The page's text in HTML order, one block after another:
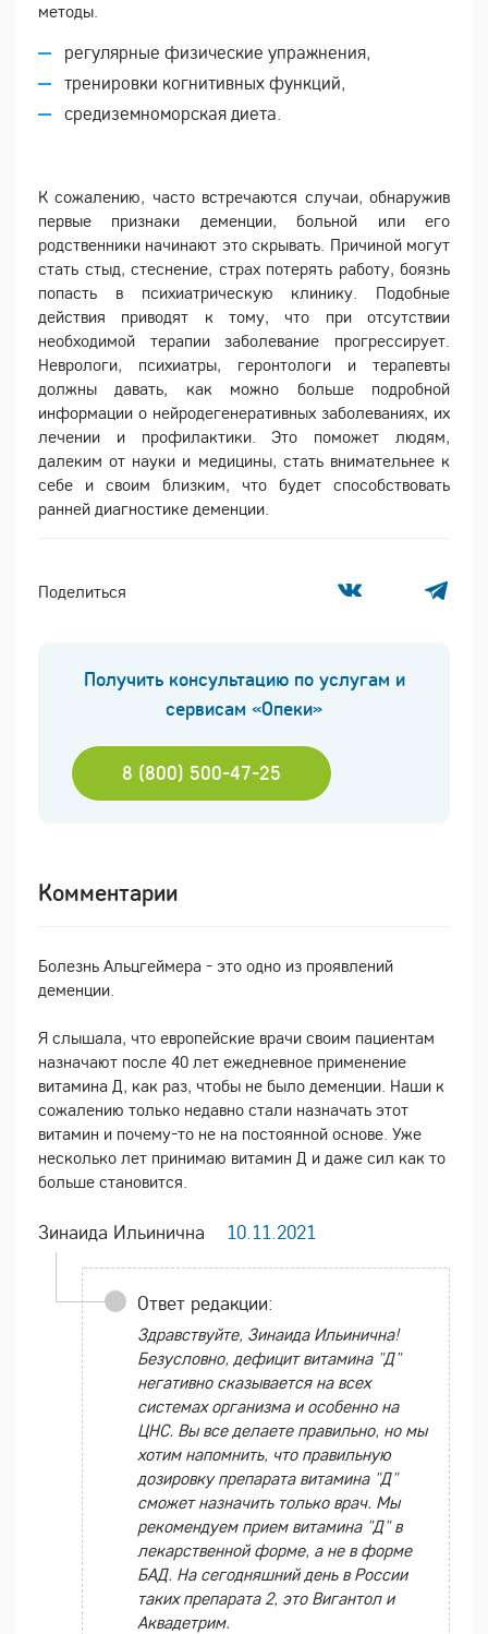
методы.
регулярные физические упражнения,
тренировки когнитивных функций,
средиземноморская диета.
К сожалению, часто встречаются случаи, обнаружив
первые признаки деменции, больной или его
родственники начинают это скрывать. Причиной могут
стать стыд, стеснение, страх потерять работу, боязнь
попасть в психиатрическую клинику. Подобные
действия приводят к тому, что при отсутствии
необходимой терапии заболевание прогрессирует.
Неврологи, психиатры, геронтологи и терапевты
должны давать, как можно больше подробной
информации о нейродегенеративных заболеваниях, их
лечении и профилактики. Это поможет людям,
далеким от науки и медицины, стать внимательнее к
себе и своим близким, что будет способствовать
ранней диагностике деменции.
Поделиться
Получить консультацию по услугам и
сервисам «Опеки»
8 (800) 500-47-25
Комментарии
Болезнь Альцгеймера - это одно из проявлений
деменции.
Я слышала, что европейские врачи своим пациентам
назначают после 40 лет ежедневное применение
витамина Д, как раз, чтобы не было деменции. Наши к
сожалению только недавно стали назначать этот
витамин и почему-то не на постоянной основе. Уже
несколько лет принимаю витамин Д и даже сил как то
больше становится.
Зинаида Ильинична 10.11.2021
Ответ редакции:
Здравствуйте, Зинаида Ильинична!
Безусловно, дефицит витамина "Д"
негативно сказывается на всех
системах организма и особенно на
ЦНС. Вы все делаете правильно, но мы
хотим напомнить, что правильную
дозировку препарата витамина "Д"
сможет назначить только врач. Мы
рекомендуем прием витамина "Д" в
лекарственной форме, а не в форме
БАД. На сегодняшний день в России
таких препарата 2, это Вигантол и
Аквадетрим.